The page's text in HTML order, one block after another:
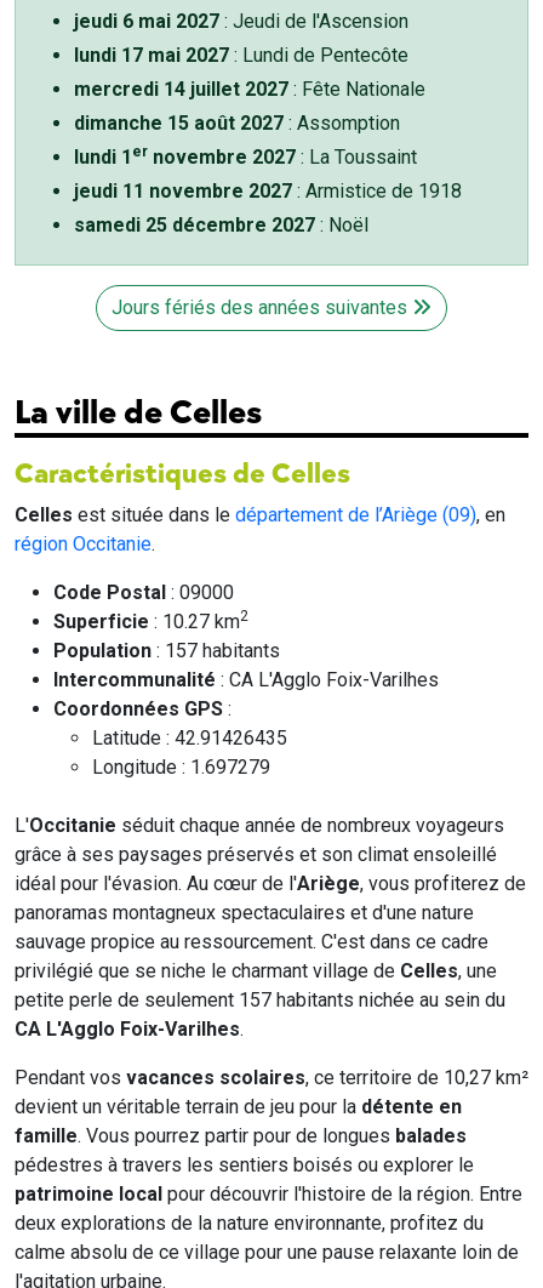
jeudi 6 mai 2027 : Jeudi de l'Ascension
lundi 17 mai 2027 : Lundi de Pentecôte
mercredi 14 juillet 2027 : Fête Nationale
dimanche 15 août 2027 : Assomption
lundi 1 er novembre 2027 : La Toussaint
jeudi 11 novembre 2027 : Armistice de 1918
samedi 25 décembre 2027 : Noël
Jours fériés des années suivantes
La ville de Celles
Caractéristiques de Celles
Celles est située dans le département de l’Ariège (09), en
région Occitanie.
Code Postal : 09000
Superficie : 10.27 km2
Population : 157 habitants
Intercommunalité : CA L'Agglo Foix-Varilhes
Coordonnées GPS :
Latitude : 42.91426435
Longitude : 1.697279
L'Occitanie séduit chaque année de nombreux voyageurs
grâce à ses paysages préservés et son climat ensoleillé
idéal pour l'évasion. Au cœur de l'Ariège, vous profiterez de
panoramas montagneux spectaculaires et d'une nature
sauvage propice au ressourcement. C'est dans ce cadre
privilégié que se niche le charmant village de Celles, une
petite perle de seulement 157 habitants nichée au sein du
CA L'Agglo Foix-Varilhes.
Pendant vos vacances scolaires, ce territoire de 10,27 km²
devient un véritable terrain de jeu pour la détente en
famille. Vous pourrez partir pour de longues balades
pédestres à travers les sentiers boisés ou explorer le
patrimoine local pour découvrir l'histoire de la région. Entre
deux explorations de la nature environnante, profitez du
calme absolu de ce village pour une pause relaxante loin de
l'agitation urbaine.